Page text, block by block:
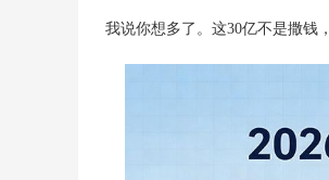
我说你想多了。这30亿不是撒钱